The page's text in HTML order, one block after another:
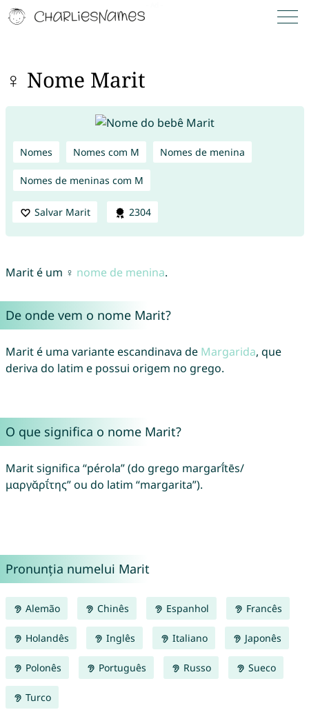
♀ Nome Marit
Nomes Nomes com M Nomes de menina
Nomes de meninas com M
Salvar Marit 2304
Marit é um ♀ nome de menina.
De onde vem o nome Marit?
Marit é uma variante escandinava de Margarida, que
deriva do latim e possui origem no grego.
O que significa o nome Marit?
Marit significa “pérola” (do grego margarī́tēs/
μαργᾰρῑ́της” ou do latim “margarita”).
Pronunția numelui Marit
Alemão Chinês Espanhol Francês
Holandês Inglês Italiano Japonês
Polonês Português Russo Sueco
Turco